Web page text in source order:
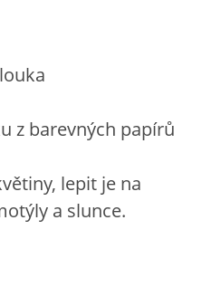
z barevných papírů
lepit je na
a slunce.